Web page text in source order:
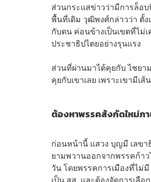
ส่วนกระแสข่าวว่ามีการล็อ
พื้นที่เดิม วุฒิพงศ์กล่าวว่า ตั้ง
กับตน ค่อนข้างเป็นเขตที่ไม่
ประชาธิปไตยอย่างรุนแรง
ส่วนที่ผ่านมาได้คุยกับ ไชยา
คุยกับเขาเลย เพราะเขามีเส้
ต้องหาพรรคสังกัดใหม่ภ
ก่อนหน้านี้ แสวง บุญมี เลข
ยามพวานออกจากพรรคก้า
วัน โดยพรรคการเมืองที่ไม่
เป็น สส. และต้องจัดการเลื